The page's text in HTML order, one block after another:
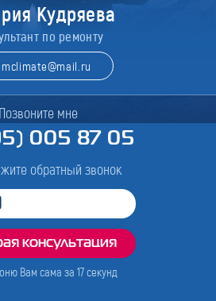
Кудряева
по ремонту
Позвоните мне
005 87 05
обратный звонок
Вам сама за 17секунд